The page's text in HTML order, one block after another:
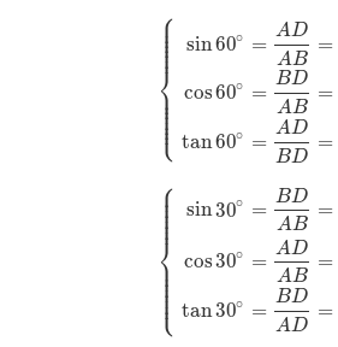
⎧
⎩
⎨
⎪
⎪
⎪⎪⎪⎪⎪
⎪
⎪⎪⎪⎪⎪⎪
sin60∘
cos60∘
tan60∘
=
AD
AB
=
=
BD
AB
=
=
AD
BD
=
⎧
⎩
⎨
⎪
⎪
⎪⎪⎪⎪
⎪
⎪⎪⎪⎪⎪⎪⎪
sin30∘
cos30∘
tan30∘
=
BD
AB
=
=
AD
AB
=
=
BD
AD
=